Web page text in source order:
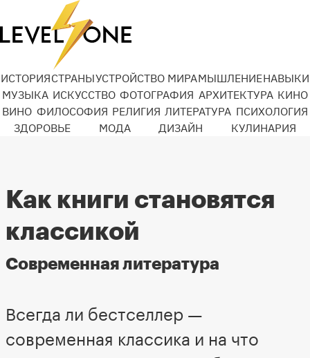
ИСТОРИЯСТРАНЫУСТРОЙСТВО МИРАМЫШЛЕНИЕНАВЫКИ
МУЗЫКА ИСКУССТВО ФОТОГРАФИЯ АРХИТЕКТУРА КИНО
ВИНО ФИЛОСОФИЯ РЕЛИГИЯ ЛИТЕРАТУРА ПСИХОЛОГИЯ
ЗДОРОВЬЕ
МОДА ДИЗАЙН КУЛИНАРИЯ
Как книги становятся
классикой
Современная литература
Всегда ли бестселлер —
современная классика и на что